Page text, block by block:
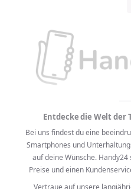
Entdecke die Welt der
Bei uns findest du eine
Smartphones und
auf deine Wünsche.
Preise und einen
Vertraue auf unsere